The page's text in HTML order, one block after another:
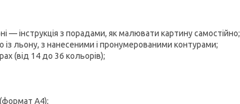
— інструкція з порадами, як малювати картину самостійно;
льону, з нанесеними і пронумерованими контурами;
(від 14 до 36 кольорів);
А4);